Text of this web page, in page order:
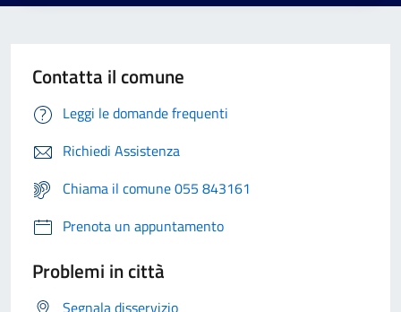
Contatta il comune
Leggi le domande frequenti
Richiedi Assistenza
Chiama il comune 055 843161
Prenota un appuntamento
Problemi in città